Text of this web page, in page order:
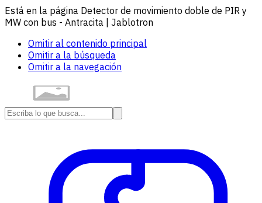
Está en la página Detector de movimiento doble de PIR y
MW con bus - Antracita | Jablotron
Omitir al contenido principal
Omitir a la búsqueda
Omitir a la navegación